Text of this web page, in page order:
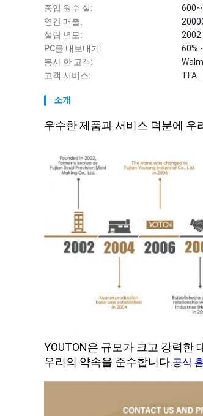
종업 원수 실:
연간 매출:
설립 년도:
2002
PC를 내보내기:
60%
봉사 한 고객:
고객 서비스:
TFA
소개
우수한 제품과 서비스 덕분에 우
YOUTON은 규모가 크고 강력한
우리의 약속을 준수합니다.공식